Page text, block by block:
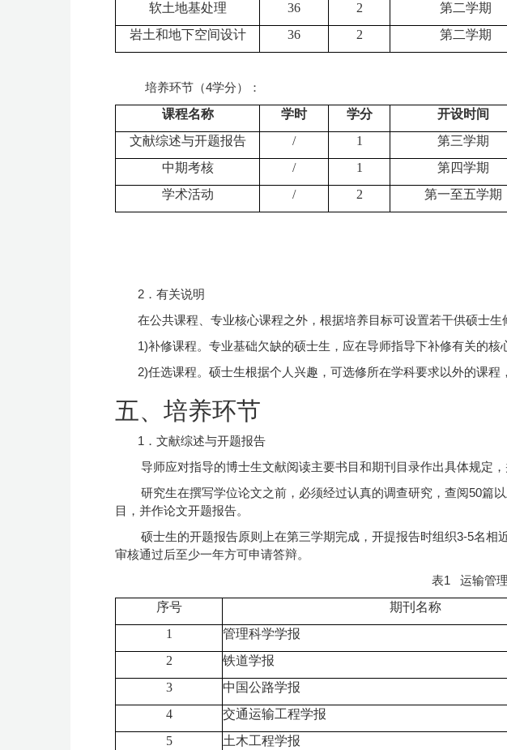
软土地基处理
36 2
第二学期
岩土和地下空间设计
36 2 第二学期
培养环节（4学分）：
课程名称
学时 学分
开设时间
文献综述与开题报告
/ 1
第三学期
中期考核
/ 1
第四学期
学术活动
/ 2 第一至五学期
2．有关说明
在公共课程、专业核心课程之外，根据培养目标可设置若干供硕士生
1)补修课程。专业基础欠缺的硕士生，应在导师指导下补修有关的核
2)任选课程。硕士生根据个人兴趣，可选修所在学科要求以外的课
五、培养环节
1．文献综述与开题报告
导师应对指导的博士生文献阅读主要书目和期刊目录作出具体规定
研究生在撰写学位论文之前，必须经过认真的调查研究，查阅50篇
目，并作论文开题报告。
硕士生的开题报告原则上在第三学期完成，开提报告时组织3-5名
审核通过后至少一年方可申请答辩。
表1 运输管
序号
期刊名称
1
管理科学学报
2
铁道学报
3
中国公路学报
4
交通运输工程学报
5
土木工程学报